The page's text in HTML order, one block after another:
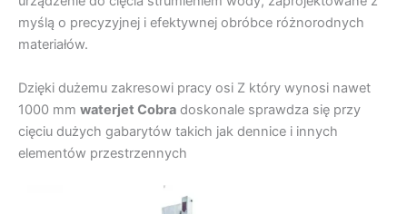
myślą o precyzyjnej i efektywnej obróbce różnorodnych
materiałów.
Dzięki dużemu zakresowi pracy osi Z który wynosi nawet
1000 mm waterjet Cobra doskonale sprawdza się przy
cięciu dużych gabarytów takich jak dennice i innych
elementów przestrzennych